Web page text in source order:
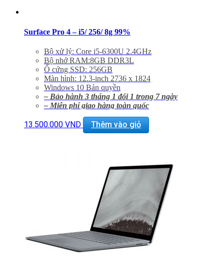
Surface Pro 4 – i5/ 256/ 8g 99%
Bộ xử lý: Core i5-6300U 2.4GHz
Bộ nhớ RAM:8GB DDR3L
Ổ cứng SSD: 256GB
Màn hình: 12.3-inch 2736 x 1824
Windows 10 Bản quyền
– Bảo hành 3 tháng 1 đổi 1 trong 7 ngày
– Miễn phí giao hàng toàn quốc
13.500.000 VND Thêm vào giỏ